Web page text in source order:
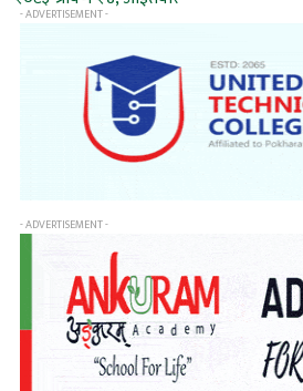
- ADVERTISEMENT -
- ADVERTISEMENT -